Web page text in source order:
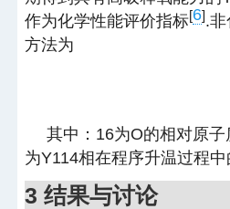
作为化学性能评价指标[6].
方法为
其中：16为O的相对原
为Y114相在程序升温过程
3 结果与讨论